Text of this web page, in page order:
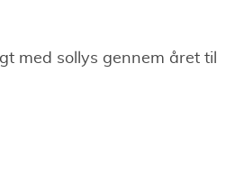
med sollys gennem året til